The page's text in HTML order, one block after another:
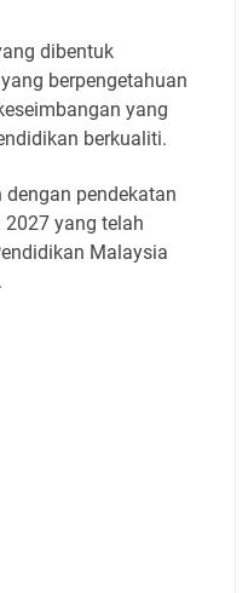
dibentuk
berpengetahuan
yang
berkualiti.
pendekatan
yang telah
Malaysia